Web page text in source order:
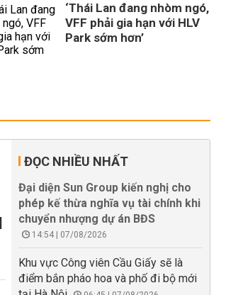
‘Thái Lan đang nhòm ngó,
VFF phải gia hạn với HLV
Park sớm hơn’
ĐỌC NHIỀU NHẤT
Đại diện Sun Group kiến nghị cho
phép kế thừa nghĩa vụ tài chính khi
chuyển nhượng dự án BĐS
14:54 | 07/08/2026
Khu vực Công viên Cầu Giấy sẽ là
điểm bắn pháo hoa và phố đi bộ mới